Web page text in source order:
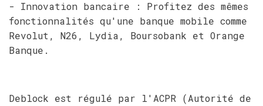
- Innovation bancaire : Profitez des mêmes
fonctionnalités qu'une banque mobile comme
Revolut, N26, Lydia, Boursobank et Orange
Banque.
Deblock est régulé par l'ACPR (Autorité de